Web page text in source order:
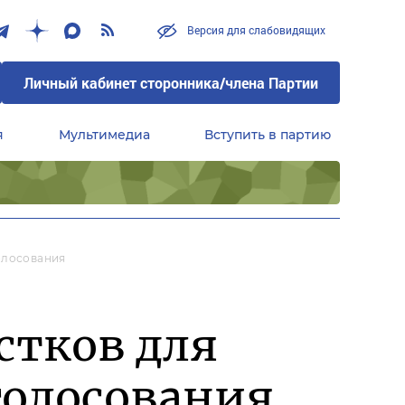
Версия для слабовидящих
Личный кабинет сторонника/члена Партии
Мультимедиа Вступить в партию
для